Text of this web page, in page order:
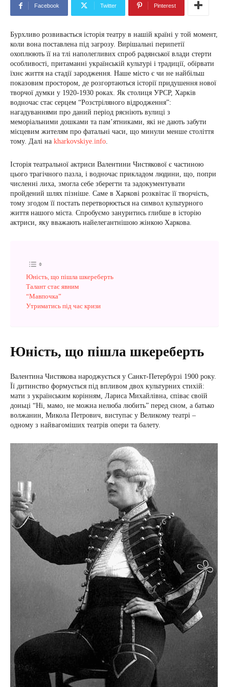
Facebook Twitter Pinterest
Бурхливо розвивається історія театру в нашій країні у той момент,
коли вона поставлена під загрозу. Вирішальні перипетії
охоплюють її на тлі наполегливих спроб радянської влади стерти
особливості, притаманні українській культурі і традиції, обірвати
їхнє життя на стадії зародження. Наше місто є чи не найбільш
показовим простором, де розгортаються історії придушення нової
творчої думки у 1920-1930 роках. Як столиця УРСР, Харків
водночас стає серцем “Розстріляного відродження”:
нагадуваннями про даний період рясніють вулиці з
меморіальними дошками та пам’ятниками, які не дають забути
місцевим жителям про фатальні часи, що минули менше століття
тому. Далі на kharkovskiye.info.
Історія театральної актриси Валентини Чистякової є частиною
цього трагічного пазла, і водночас прикладом людини, що, попри
численні лиха, змогла себе зберегти та задокументувати
пройдений шлях пізніше. Саме в Харкові розквітає її творчість,
тому згодом її постать перетворюється на символ культурного
життя нашого міста. Спробуємо зануритись глибше в історію
актриси, яку вважають найелегантнішою жінкою Харкова.
Юність, що пішла шкереберть
Талант стає явним
“Мавпочка”
Утриматись під час кризи
Юність, що пішла шкереберть
Валентина Чистякова народжується у Санкт-Петербурзі 1900 року.
Її дитинство формується під впливом двох культурних стихій:
мати з українським корінням, Лариса Михайлівна, співає своїй
доньці “Ні, мамо, не можна нелюба любить” перед сном, а батько
волжанин, Микола Петрович, виступає у Великому театрі –
одному з найвагоміших театрів опери та балету.